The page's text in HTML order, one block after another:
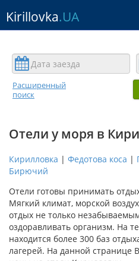
Kirillovka.UA
Расширенный
поиск
Отели у моря в
Кирилловка | Федотова коса |
Бирючий
Отели готовы принимать
Мягкий климат, морской
отдых не только
оздоравливать организм. На
находится более 300 баз
лагерей. На данной странице